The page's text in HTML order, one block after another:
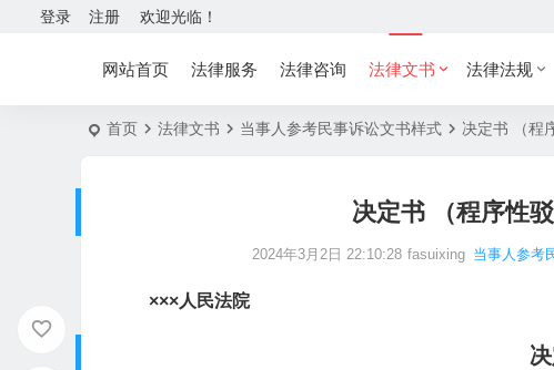
欢迎光临！
登录 注册
网站首页 法律服务 法律咨询 法律文书 法律法规
首页 法律文书 当事人参考民事诉讼文书样式 决定书 （程
决定书 （程序性
2024年3月2日 22:10:28 fasuixing 当事人参考
×××人民法院